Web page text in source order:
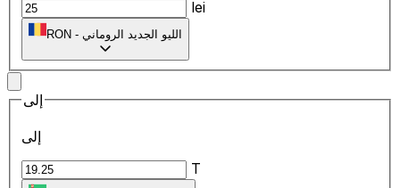
lei
RON - الليو الجديد الروماني
إلى
إلى
T